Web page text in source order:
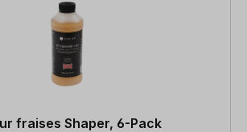
fraises Shaper, 6-Pack